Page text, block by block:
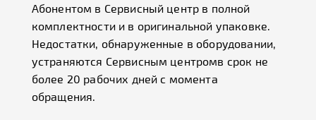
Абонентом в Сервисный центр в полной
комплектности и в оригинальной упаковке.
Недостатки, обнаруженные в оборудовании,
устраняются Сервисным центромв срок не
более 20 рабочих дней с момента
обращения.